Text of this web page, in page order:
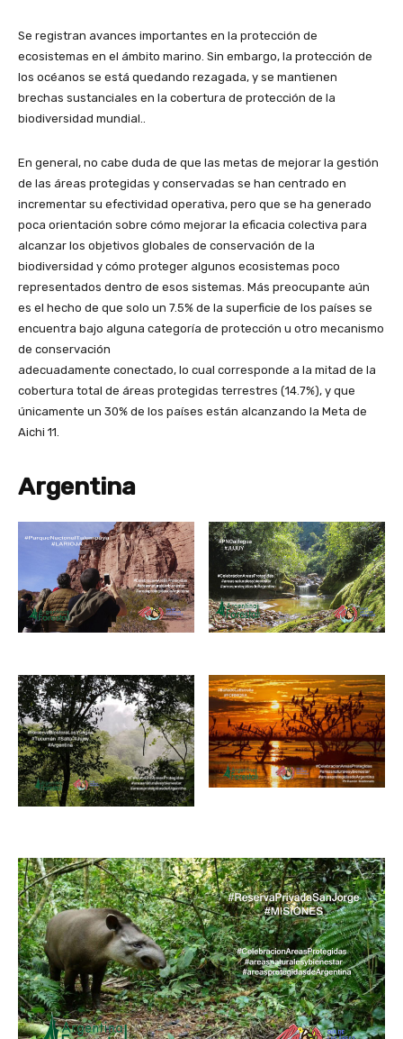
Se registran avances importantes en la protección de
ecosistemas en el ámbito marino. Sin embargo, la protección de
los océanos se está quedando rezagada, y se mantienen
brechas sustanciales en la cobertura de protección de la
biodiversidad mundial..
En general, no cabe duda de que las metas de mejorar la gestión
de las áreas protegidas y conservadas se han centrado en
incrementar su efectividad operativa, pero que se ha generado
poca orientación sobre cómo mejorar la eficacia colectiva para
alcanzar los objetivos globales de conservación de la
biodiversidad y cómo proteger algunos ecosistemas poco
representados dentro de esos sistemas. Más preocupante aún
es el hecho de que solo un 7.5% de la superficie de los países se
encuentra bajo alguna categoría de protección u otro mecanismo
de conservación
adecuadamente conectado, lo cual corresponde a la mitad de la
cobertura total de áreas protegidas terrestres (14.7%), y que
únicamente un 30% de los países están alcanzando la Meta de
Aichi 11.
Argentina